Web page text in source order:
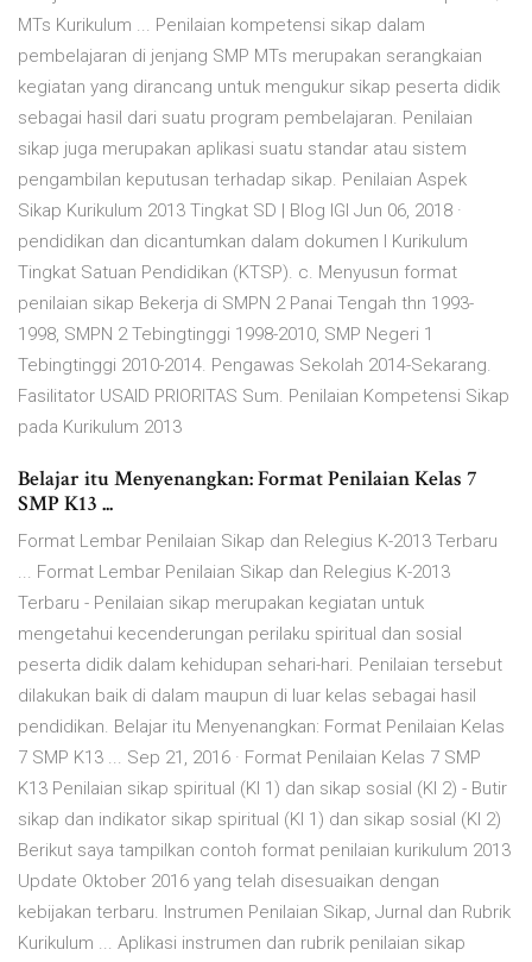
MTs Kurikulum ... Penilaian kompetensi sikap dalam
pembelajaran di jenjang SMP MTs merupakan serangkaian
kegiatan yang dirancang untuk mengukur sikap peserta didik
sebagai hasil dari suatu program pembelajaran. Penilaian
sikap juga merupakan aplikasi suatu standar atau sistem
pengambilan keputusan terhadap sikap. Penilaian Aspek
Sikap Kurikulum 2013 Tingkat SD | Blog IGI Jun 06, 2018 ·
pendidikan dan dicantumkan dalam dokumen I Kurikulum
Tingkat Satuan Pendidikan (KTSP). c. Menyusun format
penilaian sikap Bekerja di SMPN 2 Panai Tengah thn 1993-
1998, SMPN 2 Tebingtinggi 1998-2010, SMP Negeri 1
Tebingtinggi 2010-2014. Pengawas Sekolah 2014-Sekarang.
Fasilitator USAID PRIORITAS Sum. Penilaian Kompetensi Sikap
pada Kurikulum 2013
Belajar itu Menyenangkan: Format Penilaian Kelas 7
SMP K13 ...
Format Lembar Penilaian Sikap dan Relegius K-2013 Terbaru
... Format Lembar Penilaian Sikap dan Relegius K-2013
Terbaru - Penilaian sikap merupakan kegiatan untuk
mengetahui kecenderungan perilaku spiritual dan sosial
peserta didik dalam kehidupan sehari-hari. Penilaian tersebut
dilakukan baik di dalam maupun di luar kelas sebagai hasil
pendidikan. Belajar itu Menyenangkan: Format Penilaian Kelas
7 SMP K13 ... Sep 21, 2016 · Format Penilaian Kelas 7 SMP
K13 Penilaian sikap spiritual (KI 1) dan sikap sosial (KI 2) - Butir
sikap dan indikator sikap spiritual (KI 1) dan sikap sosial (KI 2)
Berikut saya tampilkan contoh format penilaian kurikulum 2013
Update Oktober 2016 yang telah disesuaikan dengan
kebijakan terbaru. Instrumen Penilaian Sikap, Jurnal dan Rubrik
Kurikulum ... Aplikasi instrumen dan rubrik penilaian sikap